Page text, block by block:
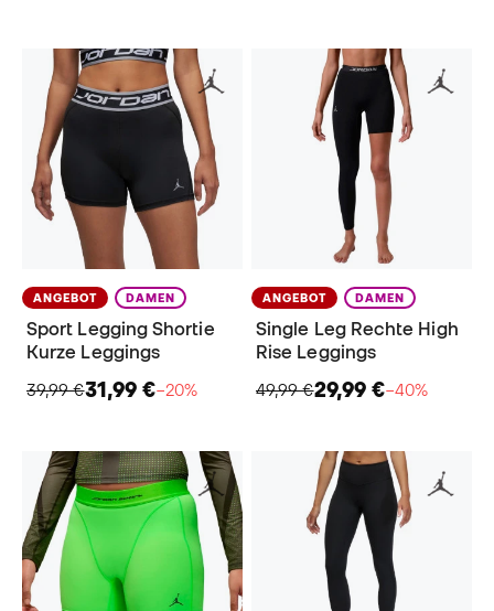
ANGEBOT DAMEN
Sport Legging Shortie
Kurze Leggings
39,99 €31,99 €−20%
ANGEBOT DAMEN
Single Leg Rechte High
Rise Leggings
49,99 €29,99 €−40%